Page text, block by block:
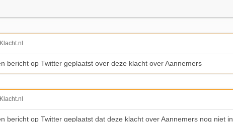
bericht op Twitter geplaatst over deze klacht over Aannemers
bericht op Twitter geplaatst dat deze klacht over Aannemers nog niet in